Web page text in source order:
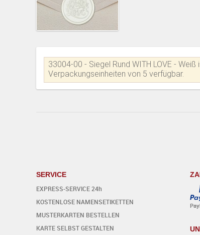
33004-00 - Siegel Rund WITH LOVE - Weiß
Verpackungseinheiten von 5 verfügbar.
SERVICE
EXPRESS-SERVICE 24h
KOSTENLOSE NAMENSETIKETTEN
MUSTERKARTEN BESTELLEN
KARTE SELBST GESTALTEN